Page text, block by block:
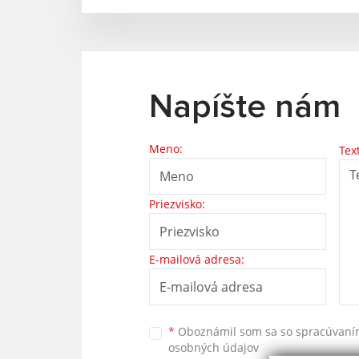
Napíšte nám
Meno:
Priezvisko:
E-mailová adresa:
* Oboznámil som sa so
osobných údajov